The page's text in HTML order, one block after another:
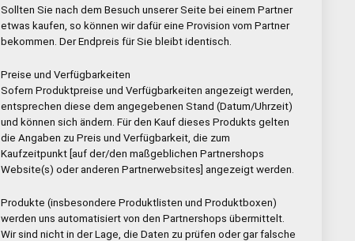
Sollten Sie nach dem Besuch unserer Seite bei einem Partner
etwas kaufen, so können wir dafür eine Provision vom Partner
bekommen. Der Endpreis für Sie bleibt identisch.
Preise und Verfügbarkeiten
Sofern Produktpreise und Verfügbarkeiten angezeigt werden,
entsprechen diese dem angegebenen Stand (Datum/Uhrzeit)
und können sich ändern. Für den Kauf dieses Produkts gelten
die Angaben zu Preis und Verfügbarkeit, die zum
Kaufzeitpunkt [auf der/den maßgeblichen Partnershops
Website(s) oder anderen Partnerwebsites] angezeigt werden.
Produkte (insbesondere Produktlisten und Produktboxen)
werden uns automatisiert von den Partnershops übermittelt.
Wir sind nicht in der Lage, die Daten zu prüfen oder gar falsche